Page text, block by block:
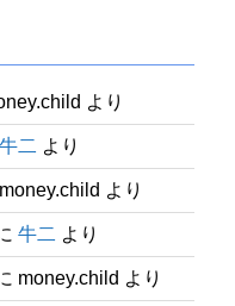
より
牛二 より
money.child より
牛二 より
money.child より